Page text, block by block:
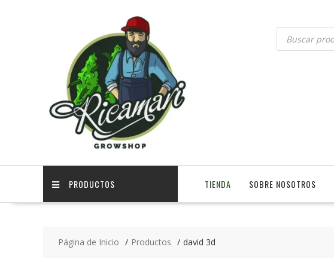
PRODUCTOS TIENDA SOBRE NOSOTROS
Página de Inicio Productos david 3d